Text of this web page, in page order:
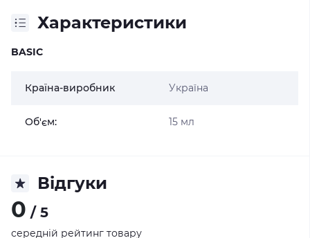
Характеристики
BASIC
Країна-виробник Україна
Об'єм: 15 мл
Відгуки
0 / 5
середній рейтинг товару